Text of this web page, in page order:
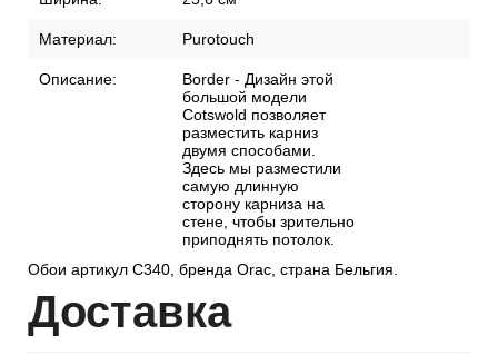
Материал: Purotouch
Описание:
Border - Дизайн этой
большой модели
Cotswold позволяет
разместить карниз
двумя способами.
Здесь мы разместили
самую длинную
сторону карниза на
стене, чтобы зрительно
приподнять потолок.
Обои артикул C340, бренда Orac, страна Бельгия.
Доставка